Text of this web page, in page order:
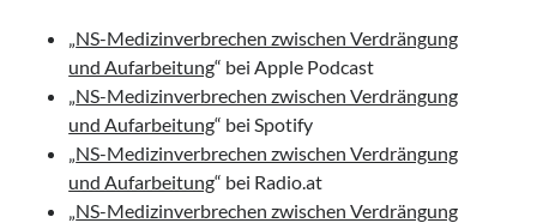
NS-Medizinverbrechen zwischen Verdrängung
und Aufarbeitung“ bei Apple Podcast
NS-Medizinverbrechen zwischen Verdrängung
und Aufarbeitung“ bei Spotify
NS-Medizinverbrechen zwischen Verdrängung
und Aufarbeitung“ bei Radio.at
NS-Medizinverbrechen zwischen Verdrängung